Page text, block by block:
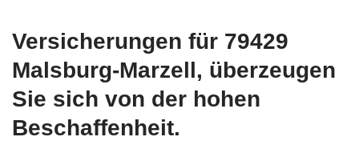
Versicherungen für 79429
Malsburg-Marzell, überzeugen
Sie sich von der hohen
Beschaffenheit.